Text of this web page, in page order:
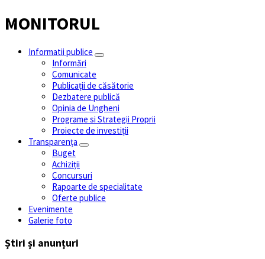
MONITORUL
Informatii publice
Informări
Comunicate
Publicații de căsătorie
Dezbatere publică
Opinia de Ungheni
Programe si Strategii Proprii
Proiecte de investiții
Transparența
Buget
Achiziții
Concursuri
Rapoarte de specialitate
Oferte publice
Evenimente
Galerie foto
Știri și anunțuri